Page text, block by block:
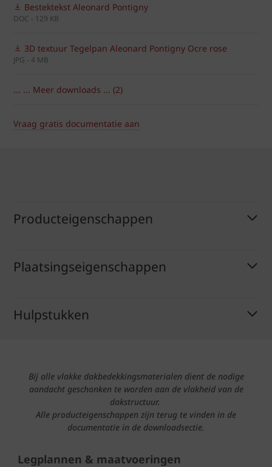
Bestektekst Aleonard Pontigny
DOC - 129 KB
3D textuur Tegelpan Aleonard Pontigny Ocre rose
JPG - 4 MB
... ... Meer downloads ... (2)
Vraag gratis documentatie aan
Producteigenschappen
Plaatsingseigenschappen
Hulpstukken
Bij alle vlakke dakbedekkingsmaterialen dient de nodige
aandacht geschonken te worden aan de vlakheid van de
dakstructuur.
Alle producteigenschappen zijn terug te vinden in de
documentatie in de downloadsectie.
Legplannen & maatvoeringen